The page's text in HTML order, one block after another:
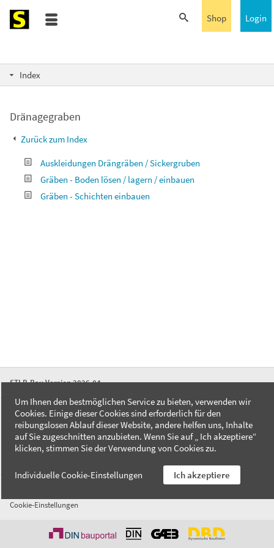
Login
Shop
Index
Dränagegraben
Zurück zum Index
Auskleidungen Drängräben / Sickergruben
Gräben - Boden lösen / lagern / einbauen
Gräben - Schichten einbauen
STLB-Bau Version 2026-04
FAQ
Kontakt
Datenschutzerklärung
Cookie-Einstellungen
Um Ihnen den bestmöglichen Service zu bieten, verwenden wir
Cookies. Einige dieser Cookies sind erforderlich für den
reibungslosen Ablauf dieser Website, andere helfen uns, Inhalte
auf Sie zugeschnitten anzubieten. Wenn Sie auf „ Ich akzeptiere“
klicken, stimmen Sie der Verwendung von Cookies zu.
Individuelle Cookie-Einstellungen Ich akzeptiere